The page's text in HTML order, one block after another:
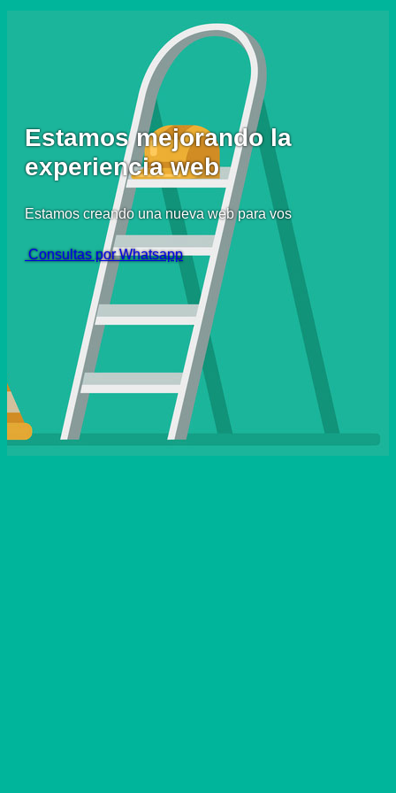
Estamos mejorando la
experiencia web
Estamos creando una nueva web para vos
Consultas por Whatsapp